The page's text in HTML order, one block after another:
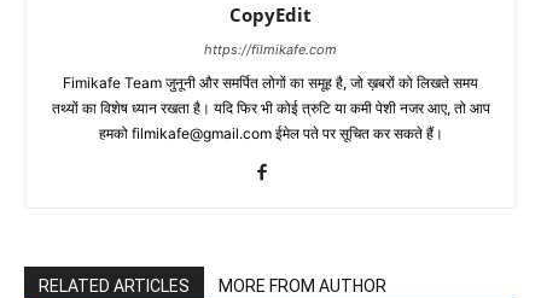
CopyEdit
https://filmikafe.com
Fimikafe Team जुनूनी और समर्पित लोगों का समूह है, जो ख़बरों को लिखते समय
तथ्‍यों का विशेष ध्‍यान रखता है। यदि फिर भी कोई त्रुटि या कमी पेशी नजर आए, तो आप
हमको filmikafe@gmail.com ईमेल पते पर सूचित कर सकते हैं।
RELATED ARTICLES MORE FROM AUTHOR